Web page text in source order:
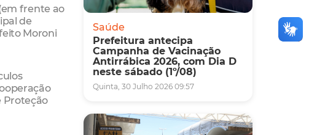
frente ao
de
Moroni
Proteção
Saúde
Prefeitura antecipa
Campanha de Vacinação
Antirrábica 2026, com Dia D
neste sábado (1º/08)
Quinta, 30 Julho 2026 09:57